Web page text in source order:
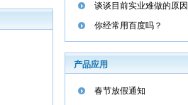
谈谈目前实业难做的原
你经常用百度吗？
产品应用
春节放假通知